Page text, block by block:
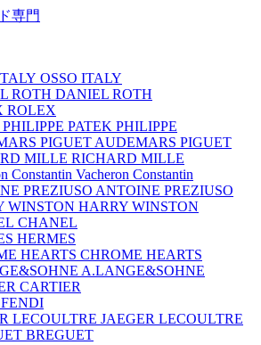
OSSO ITALY
DANIEL ROTH
ROLEX
PATEK PHILIPPE
AUDEMARS PIGUET
RICHARD MILLE
Vacheron Constantin
ANTOINE PREZIUSO
HARRY WINSTON
CHANEL
HERMES
CHROME HEARTS
A.LANGE&SOHNE
CARTIER
FENDI
JAEGER LECOULTRE
BREGUET